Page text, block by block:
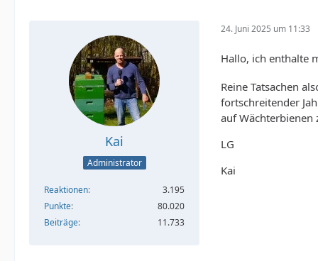
Kai
Administrator
Reaktionen
3.195
Punkte
80.020
Beiträge
11.733
24. Juni 2025 um 11:33
Hallo, ich enthalte
Reine Tatsachen
fortschreitender
auf Wächterbienen
LG
Kai